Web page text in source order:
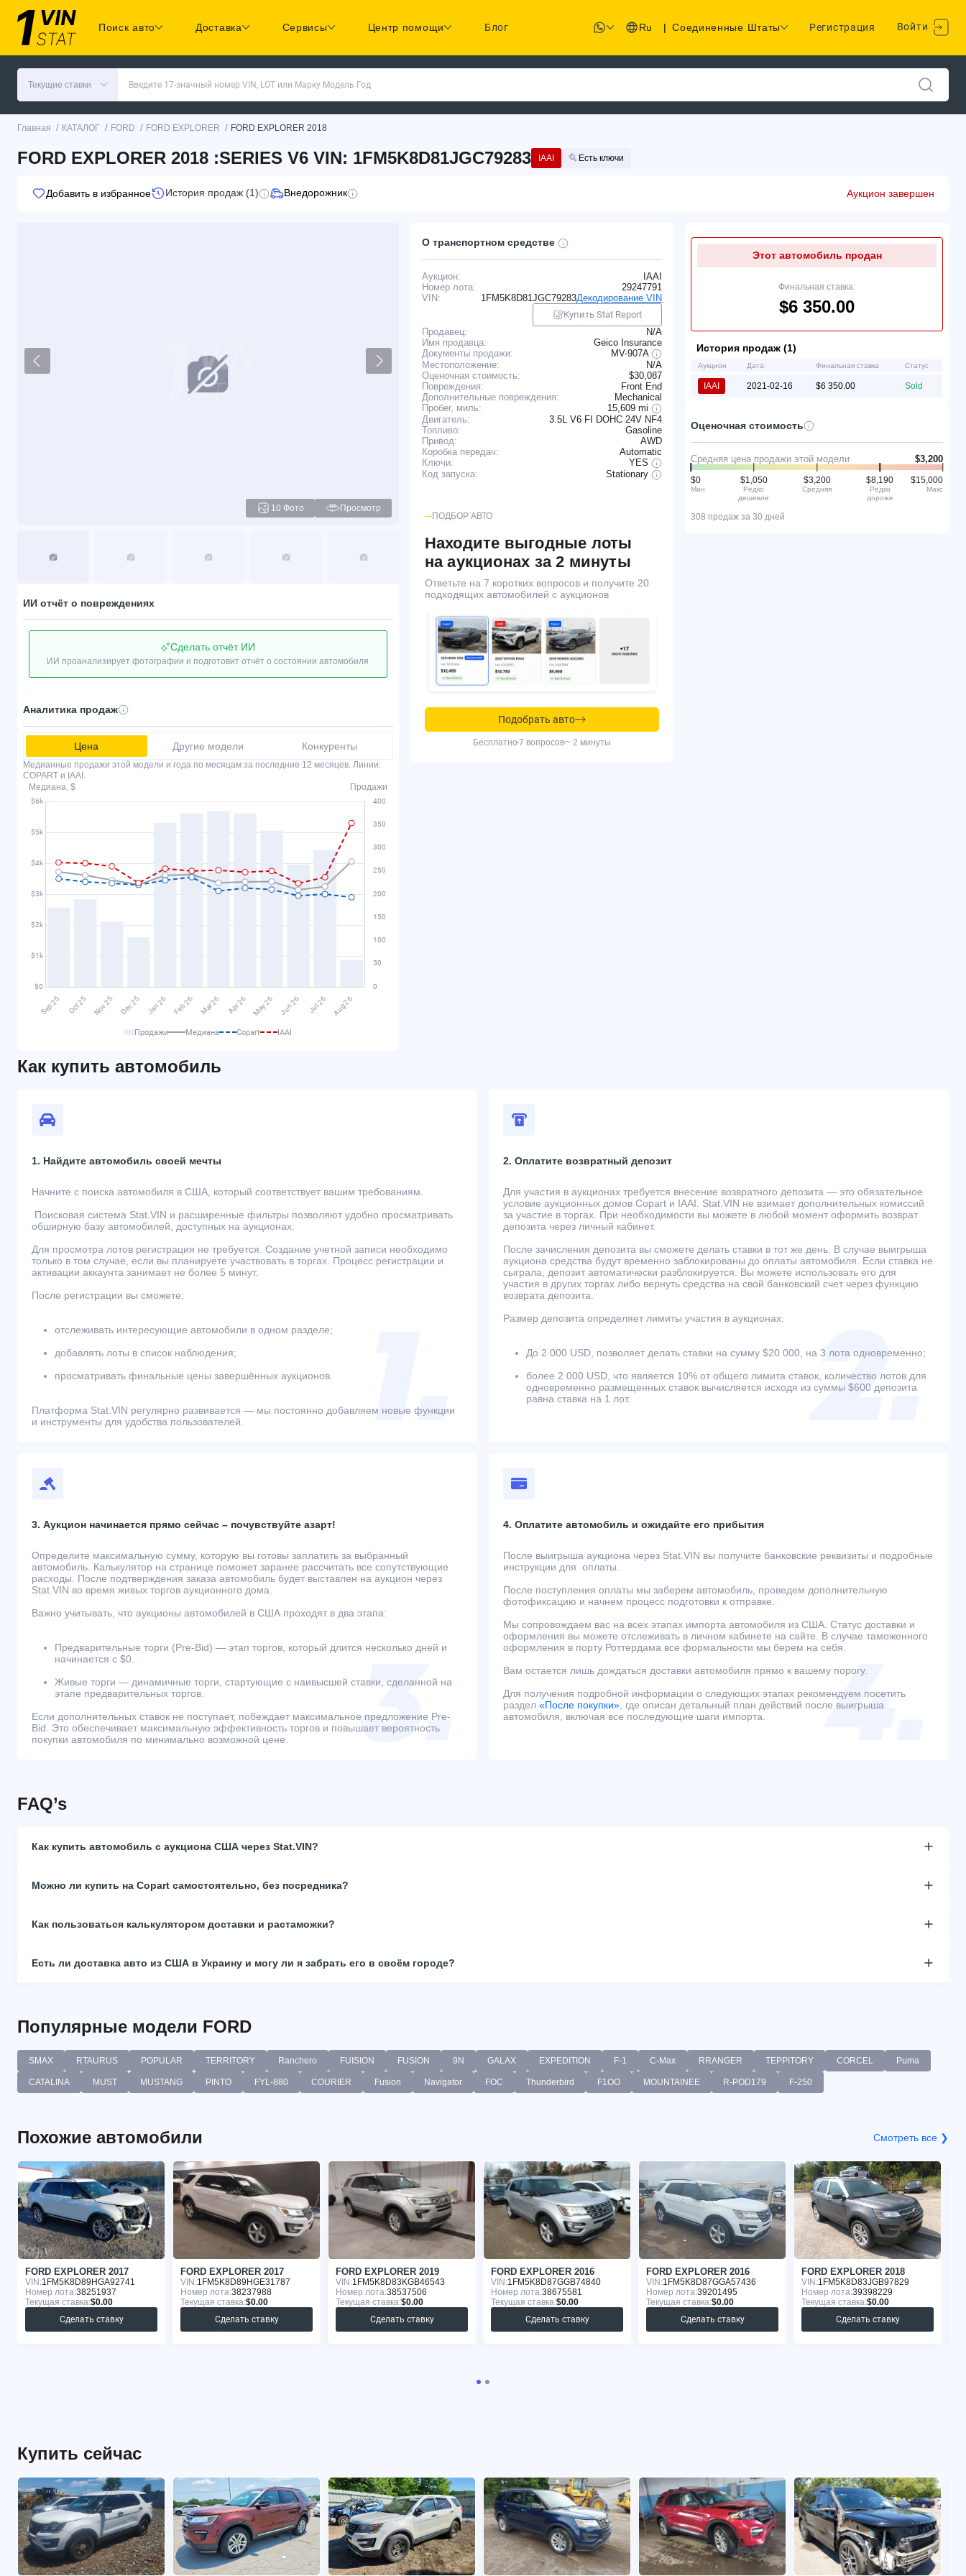
Поиск авто Доставка Сервисы Центр помощи Блог Ru | Соединенные Штаты Регистрация Войти
Текущие ставки Введите 17-значный номер VIN, LOT или Марку Модель Год
Главная / КАТАЛОГ / FORD / FORD EXPLORER / FORD EXPLORER 2018
FORD EXPLORER 2018 :SERIES V6 VIN: 1FM5K8D81JGC79283 IAAI Есть ключи
Добавить в избранное История продаж (1) Внедорожник Аукцион завершен
10 Фото Просмотр
ИИ отчёт о повреждениях
Сделать отчёт ИИ
ИИ проанализирует фотографии и подготовит отчёт о состоянии автомобиля
Аналитика продаж
Цена Другие модели Конкуренты
Медианные продажи этой модели и года по месяцам за последние 12 месяцев. Линии:
COPART и IAAI.
Медиана, $
Продажи
Продажи Медиана Copart IAAI
О транспортном средстве
Аукцион:
IAAI
Номер лота:
29247791
VIN:
1FM5K8D81JGC79283Декодирование VIN
Купить Stat Report
Продавец:
N/A
Имя продавца:
Geico Insurance
Документы продажи:
MV-907A
Местоположение:
N/A
Оценочная стоимость:
$30,087
Повреждения:
Front End
Дополнительные повреждения:
Mechanical
Пробег, миль:
15,609 mi
Двигатель:
3.5L V6 FI DOHC 24V NF4
Топливо:
Gasoline
Привод:
AWD
Коробка передач:
Automatic
Ключи:
YES
Код запуска:
Stationary
ПОДБОР АВТО
Находите выгодные лоты
на аукционах за 2 минуты
Ответьте на 7 коротких вопросов и получите 20
подходящих автомобилей с аукционов
Подобрать авто
Бесплатно 7 вопросов~ 2 минуты
Этот автомобиль продан
Финальная ставка:
$6 350.00
История продаж (1)
Аукцион Дата Финальная ставка Статус
IAAI 2021-02-16 $6 350.00 Sold
Оценочная стоимость
Средняя цена продажи этой модели $3,200
$0
Мин
$1,050
Редко
дешевле
$3,200
Средняя
$8,190
Редко
дороже
$15,000
Макс
308 продаж за 30 дней
Как купить автомобиль
1. Найдите автомобиль своей мечты
Начните с поиска автомобиля в США, который соответствует вашим требованиям.
Поисковая система Stat.VIN и расширенные фильтры позволяют удобно просматривать
обширную базу автомобилей, доступных на аукционах.
Для просмотра лотов регистрация не требуется. Создание учетной записи необходимо
только в том случае, если вы планируете участвовать в торгах. Процесс регистрации и
активации аккаунта занимает не более 5 минут.
После регистрации вы сможете:
отслеживать интересующие автомобили в одном разделе;
добавлять лоты в список наблюдения;
просматривать финальные цены завершённых аукционов.
Платформа Stat.VIN регулярно развивается — мы постоянно добавляем новые функции
и инструменты для удобства пользователей.
2. Оплатите возвратный депозит
Для участия в аукционах требуется внесение возвратного депозита — это обязательное
условие аукционных домов Copart и IAAI. Stat.VIN не взимает дополнительных комиссий
за участие в торгах. При необходимости вы можете в любой момент оформить возврат
депозита через личный кабинет.
После зачисления депозита вы сможете делать ставки в тот же день. В случае выигрыша
аукциона средства будут временно заблокированы до оплаты автомобиля. Если ставка не
сыграла, депозит автоматически разблокируется. Вы можете использовать его для
участия в других торгах либо вернуть средства на свой банковский счет через функцию
возврата депозита.
Размер депозита определяет лимиты участия в аукционах:
До 2 000 USD, позволяет делать ставки на сумму $20 000, на 3 лота одновременно;
более 2 000 USD, что является 10% от общего лимита ставок, количество лотов для
одновременно размещенных ставок вычисляется исходя из суммы $600 депозита
равна ставка на 1 лот.
3. Аукцион начинается прямо сейчас – почувствуйте азарт!
Определите максимальную сумму, которую вы готовы заплатить за выбранный
автомобиль. Калькулятор на странице поможет заранее рассчитать все сопутствующие
расходы. После подтверждения заказа автомобиль будет выставлен на аукцион через
Stat.VIN во время живых торгов аукционного дома.
Важно учитывать, что аукционы автомобилей в США проходят в два этапа:
Предварительные торги (Pre-Bid) — этап торгов, который длится несколько дней и
начинается с $0.
Живые торги — динамичные торги, стартующие с наивысшей ставки, сделанной на
этапе предварительных торгов.
Если дополнительных ставок не поступает, побеждает максимальное предложение Pre-
Bid. Это обеспечивает максимальную эффективность торгов и повышает вероятность
покупки автомобиля по минимально возможной цене.
4. Оплатите автомобиль и ожидайте его прибытия
После выигрыша аукциона через Stat.VIN вы получите банковские реквизиты и подробные
инструкции для оплаты.
После поступления оплаты мы заберем автомобиль, проведем дополнительную
фотофиксацию и начнем процесс подготовки к отправке.
Мы сопровождаем вас на всех этапах импорта автомобиля из США. Статус доставки и
оформления вы можете отслеживать в личном кабинете на сайте. В случае таможенного
оформления в порту Роттердама все формальности мы берем на себя.
Вам остается лишь дождаться доставки автомобиля прямо к вашему порогу.
Для получения подробной информации о следующих этапах рекомендуем посетить
раздел «После покупки» , где описан детальный план действий после выигрыша
автомобиля, включая все последующие шаги импорта.
FAQ’s
Как купить автомобиль с аукциона США через Stat.VIN?
Можно ли купить на Copart самостоятельно, без посредника?
Как пользоваться калькулятором доставки и растаможки?
Есть ли доставка авто из США в Украину и могу ли я забрать его в своём городе?
Популярные модели FORD
SMAX RTAURUS POPULAR TERRITORY Ranchero FUISION FUSION 9N GALAX EXPEDITION F-1 C-Max RRANGER TEPPITORY CORCEL Puma
CATALINA MUST MUSTANG PINTO FYL-880 COURIER Fusion Navigator FOC Thunderbird F1OO MOUNTAINEE R-POD179 F-250
Похожие автомобили Смотреть все ❯
FORD EXPLORER 2017
VIN:1FM5K8D89HGA92741
Номер лота:38251937
Текущая ставка:$0.00
Сделать ставку
FORD EXPLORER 2017
VIN:1FM5K8D89HGE31787
Номер лота:38237988
Текущая ставка:$0.00
Сделать ставку
FORD EXPLORER 2019
VIN:1FM5K8D83KGB46543
Номер лота:38537506
Текущая ставка:$0.00
Сделать ставку
FORD EXPLORER 2016
VIN:1FM5K8D87GGB74840
Номер лота:38675581
Текущая ставка:$0.00
Сделать ставку
FORD EXPLORER 2016
VIN:1FM5K8D87GGA57436
Номер лота:39201495
Текущая ставка:$0.00
Сделать ставку
FORD EXPLORER 2018
VIN:1FM5K8D83JGB97829
Номер лота:39398229
Текущая ставка:$0.00
Сделать ставку
Купить сейчас